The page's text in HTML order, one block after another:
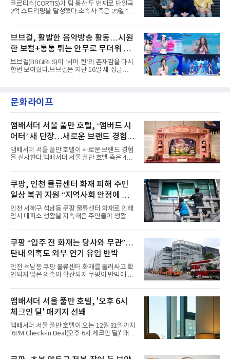
러 헤어와 과감한 블루·블랙 립 메이크업이 낯설
고도 매혹적인 비주얼을 완성했다.스타일링 역
엣을 거침없이 결합했다. 멤버들은 각기 다른 개
성을 살린 스타일링을 선
코르티스(CORTIS)가 팀 통산 두 번째로 단일곡
2억 스트리밍을 달성했다.소속사 측은 29일 “코
벌 오디오·음원 스트리밍 플랫폼 스포티파이에
서 27일 자로 누적 재생 수 2억 회를 돌파했
다”고 밝혔다.곡이 발표된 지 약 10개월 만이다.
팀의 첫 번째 2억 스트리밍 곡은 동일 음반에 수
록된 ‘GO!’다. 이 노래는 공개 약 9개월 만인 지
난달 26일 자에 2억 고지를 밟았다. 이는 최근 5
년 내 데뷔한 보이그룹의 곡 중 최단기 2억 달성
했다. “내 티, 5 bucks 바지는, 만원” 등 멤버들
의 라이프 스타일
브브걸, 활발한 음악방송 활동…시원
한 보컬+통통 튀는 안무로 무더위 사
냥
브브걸(BBGIRLS)이 ‘서머 퀸’의 존재감을 다시
한번 보여줬다.브브걸은 지난 16일 새 싱글
MBC '쇼! 음악중심', SBS '인기가요' 등 주요 음
악방송 무대에 올라 화려한 퍼포먼스를 펼쳤다.
력을 앞세워 매 무대 색다른 볼거리를 선사했다.
특히 화사한 파스텔 톤의 비치웨어부터 청량한
마린룩, 햇살 아래 반짝이는 물결을 연상시키는
스커트, 강렬한 붉은 계열의 스타일링까지 각기
다른 매력을 선보였다. 브브걸은 다채로운 여름
패션을 완벽하게 소화하며 보
문화라이프
앰배서더 서울 풀만 호텔, ‘앰버드 시
어터’ 새 단장…새로운 브랜드 경험 선
사
앰배서더 서울 풀만 호텔이 새로운 브랜드 경험
을 선사한다.앰배서더 서울 풀만 호텔 측은 4일
이야기를 담은 인형 극장 콘셉트의 공간 ‘앰버드
시어터(Ambird Theater)’를 새롭게 선보인
다”고 밝혔다.앰배서더 서울 풀만 호텔은 로비
한편에 마련된 앰버드 존을 통해 앰버드의 세계
관을 소개해왔다. 앰버드 존은 앰버드가 우주여
행 중 수집한 다양한 굿즈를 전시한 '앰버드 플래
닛(Ambird Planet)과 계절별 플라워 연출로 사
라 극장을 모티브로 한 데코레이션으로 구성됐
다. 무대 공간 및 티켓 박스
쿠팡, 인천 물류센터 화재 피해 주민
일상 복귀 지원 “지역사회 안정에 총
력”
인천 서해구 석남동 쿠팡 물류센터 화재로 인해
임시 대피소 생활을 지속해온 주민들이 생활 터
필먼트서비스(CFS)가 지난 28일부터 화재 피해
주민을 대상으로 전문 출장 청소서비스 지원에
나섬으로써 본격적인 지역사회 복구 작업이 시
작된 것이다.대피소 주민 중심 청소 접수, 첫날
부터 2가구 지원 완료CFS는 신현초등학교, 신
현북초등학교, 신현여자중학교 등 인천 서해구
관내 임시 대피소 3곳에서 체류해온 화재 피해
민들의 호응 속에 CFS는 즉시 행동에 나섰다. 지
난 28일 오후 전문 청소업체와
쿠팡 “입주 전 화재는 당사와 무관”…
탄내 의혹도 외부 연기 유입 반박
인천 석남동 쿠팡 물류센터 화재를 둘러싸고 확
인되지 않은 의혹이 확산되자 쿠팡이 반박에 나
에 대해서는 외부 화재 연기 유입이라고 설명했
고, 2023년 같은 물류센터에서 발생한 화재에
대해서도 쿠팡 입주 전 공사 과정에서 벌어진 일
이라며 선을 그었다.쿠팡은 21일 인천 물류센터
내부에서 불이 타는 냄새가 났다는 의혹과 관련
해 “사실무근”이라는 입장을 밝혔다.회사 측은
“인근에서 지난 15일 다른 회사에서 발생한 대
앰배서더 서울 풀만 호텔, '오후 6시
체크인 딜' 패키지 선봬
앰배서더 서울 풀만 호텔이 오는 12월 31일까지
'6PM Check-in Deal(오후 6시 체크인 딜)' 패키
으로 여유로운 저녁 시간부터 호텔 스테이를 시
작할 수 있도록 준비됐다.앰배서더 서울 풀만 호